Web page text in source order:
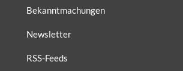
Bekanntmachungen
Newsletter
RSS-Feeds